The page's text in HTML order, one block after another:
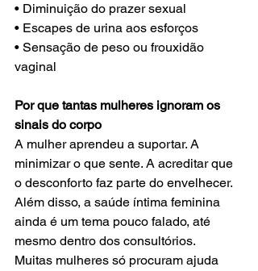
• Diminuição do prazer sexual
• Escapes de urina aos esforços
• Sensação de peso ou frouxidão
vaginal
Por que tantas mulheres ignoram os
sinais do corpo
A mulher aprendeu a suportar. A
minimizar o que sente. A acreditar que
o desconforto faz parte do envelhecer.
Além disso, a saúde íntima feminina
ainda é um tema pouco falado, até
mesmo dentro dos consultórios.
Muitas mulheres só procuram ajuda